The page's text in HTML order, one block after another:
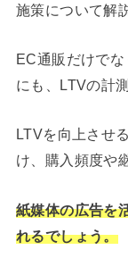
施策について解
EC通販だけで
にも、LTVの計
LTVを向上させ
け、購入頻度や
紙媒体の広告を
れるでしょう。